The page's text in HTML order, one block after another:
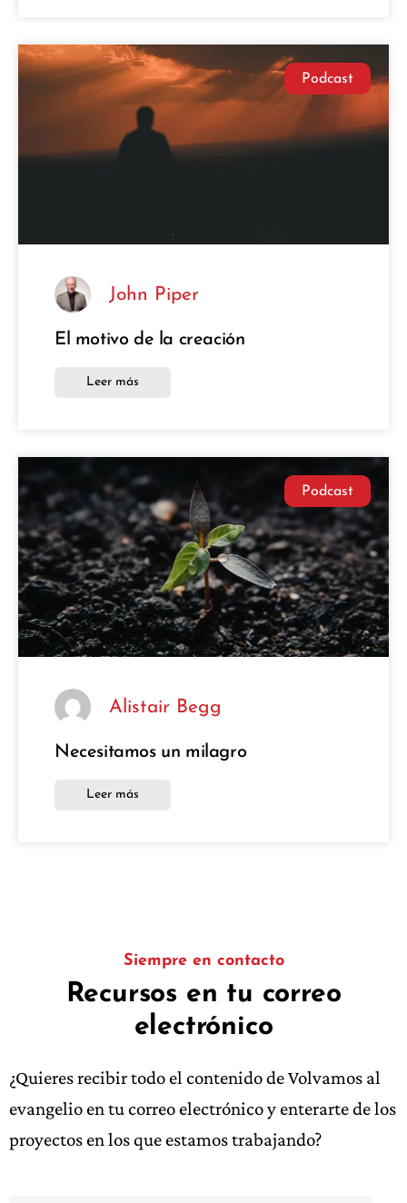
Podcast
John Piper
El motivo de la creación
Leer más
Podcast
Alistair Begg
Necesitamos un milagro
Leer más
Siempre en contacto
Recursos en tu correo
electrónico
¿Quieres recibir todo el contenido de Volvamos al
evangelio en tu correo electrónico y enterarte de los
proyectos en los que estamos trabajando?